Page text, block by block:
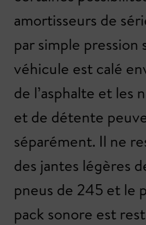
amortisseurs de
par simple
véhicule est calé
de l’asphalte et les
et de détente
séparément. Il ne
des jantes légères
pneus de 245 et le
pack sonore est